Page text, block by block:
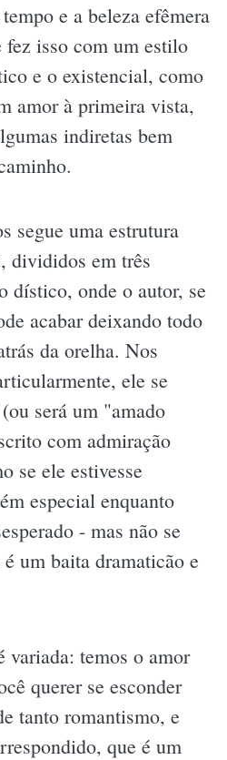
e a beleza efêmera
fez isso com um estilo
e o existencial, como
amor à primeira vista,
indiretas bem
segue uma estrutura
divididos em três
dístico, onde o autor, se
acabar deixando todo
da orelha. Nos
ele se
será um "amado
com admiração
se ele estivesse
especial enquanto
- mas não se
um baita dramaticão e
variada: temos o amor
querer se esconder
tanto romantismo, e
que é um